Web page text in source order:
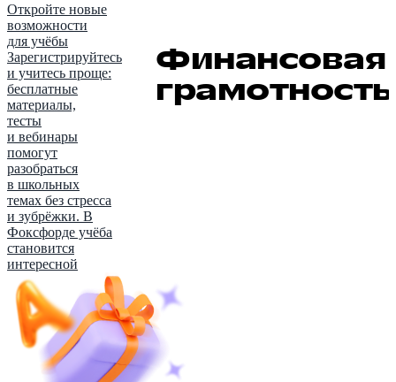
Откройте новые
возможности
для учёбы
Зарегистрируйтесь
и учитесь проще:
бесплатные
материалы,
тесты
и вебинары
помогут
разобраться
в школьных
темах без стресса
и зубрёжки. В
Фоксфорде учёба
становится
интересной
Финансовая
грамотность